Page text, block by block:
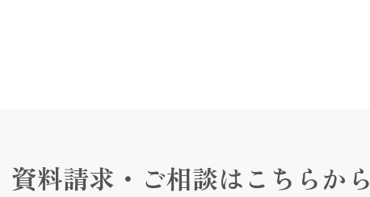
資料請求・ご相談はこちらから